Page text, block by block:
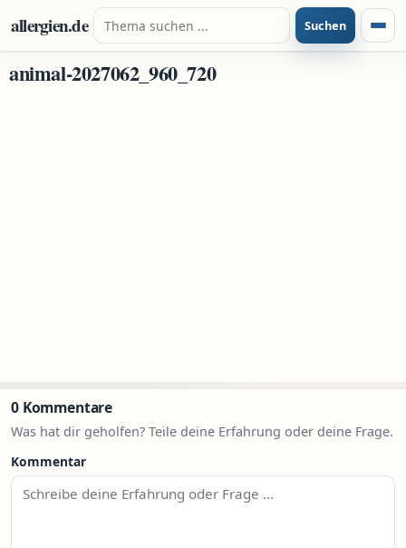
Zum Inhalt springen
allergien.de Suche nach: Suchen
animal-2027062_960_720
0 Kommentare
Was hat dir geholfen? Teile deine Erfahrung oder deine Frage.
Kommentar